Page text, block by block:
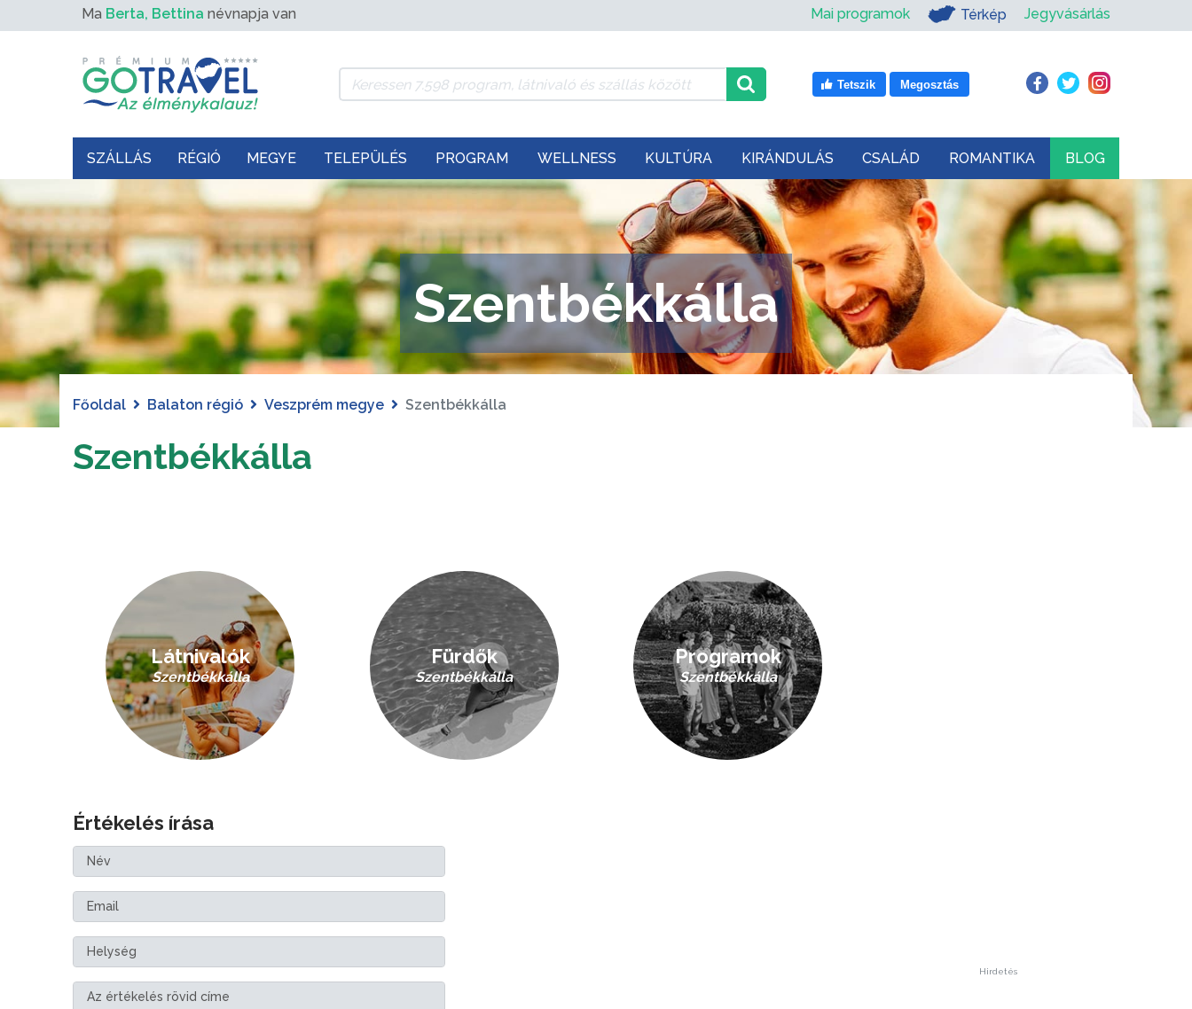
Ma Berta, Bettina névnapja van Mai programok Térkép Jegyvásárlás
Tetszik Megosztás
SZÁLLÁS RÉGIÓ MEGYE TELEPÜLÉS PROGRAM WELLNESS KULTÚRA KIRÁNDULÁS CSALÁD ROMANTIKA BLOG
Szentbékkálla
Főoldal Balaton régió Veszprém megye Szentbékkálla
Szentbékkálla
Látnivalók
Szentbékkálla
Fürdők
Szentbékkálla
Programok
Szentbékkálla
Értékelés írása
Hirdetés